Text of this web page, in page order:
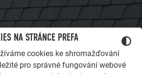
NA STRÁNCE PREFA
cookies ke shromažďování
pro správné fungování webové